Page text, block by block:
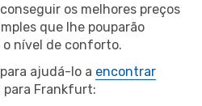
os melhores preços
que lhe pouparão
o nível de conforto.
ajudá-lo a encontrar
para Frankfurt: